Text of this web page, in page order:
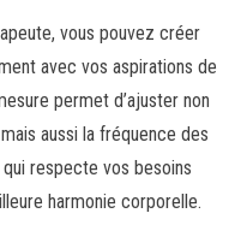
vous pouvez créer
avec vos aspirations de
permet d’ajuster non
aussi la fréquence des
respecte vos besoins
harmonie corporelle.